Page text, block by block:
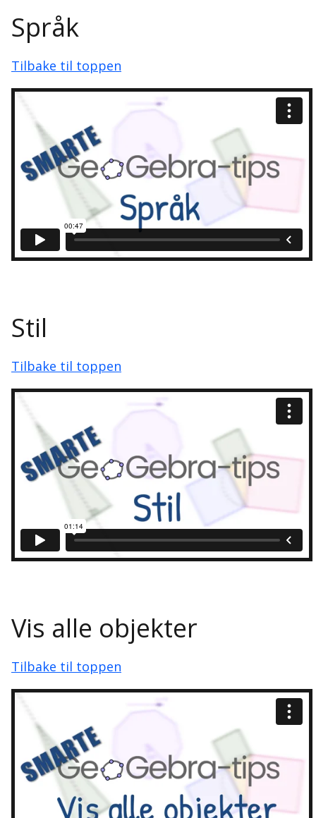
Språk
Tilbake til toppen
Stil
Tilbake til toppen
Vis alle objekter
Tilbake til toppen